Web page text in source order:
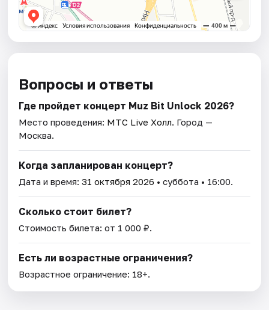
Вопросы и ответы
Где пройдет концерт Muz Bit Unlock 2026?
Место проведения: MTC Live Холл. Город —
Москва.
Когда запланирован концерт?
Дата и время:31 октября 2026 • суббота • 16:00.
Сколько стоит билет?
Стоимость билета: от 1 000 ₽.
Есть ли возрастные ограничения?
Возрастное ограничение: 18+.